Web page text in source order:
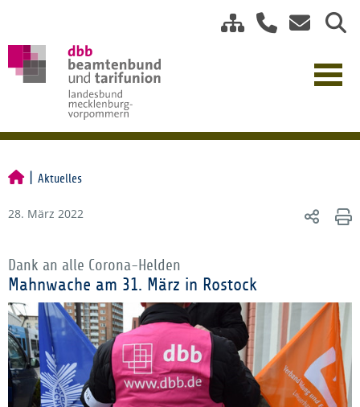
Aktuelles
28. März 2022
Dank an alle Corona-Helden
Mahnwache am 31. März in Rostock